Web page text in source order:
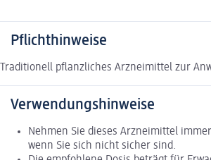
Pflichthinweise
Traditionell pflanzliches Arzneimittel zur
Verwendungshinweise
Nehmen Sie dieses Arzneimittel
wenn Sie sich nicht sicher sind.